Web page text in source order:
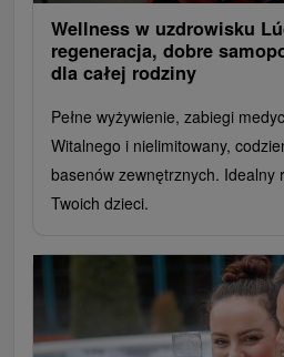
Wellness w uzdrowisku
regeneracja, dobre
dla całej rodziny
Pełne wyżywienie, zabiegi
Witalnego i nielimitowany,
basenów zewnętrznych. Idealny
Twoich dzieci.